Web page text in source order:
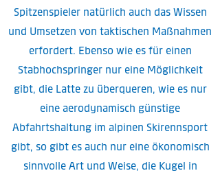
Spitzenspieler natürlich auch das Wissen
und Umsetzen von taktischen Maßnahmen
erfordert. Ebenso wie es für einen
Stabhochspringer nur eine Möglichkeit
gibt, die Latte zu überqueren, wie es nur
eine aerodynamisch günstige
Abfahrtshaltung im alpinen Skirennsport
gibt, so gibt es auch nur eine ökonomisch
sinnvolle Art und Weise, die Kugel in